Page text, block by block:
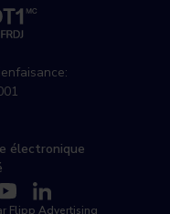
électronique
Flipp Advertising